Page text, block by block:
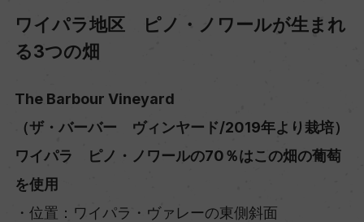
ワイパラ地区 ピノ・ノワールが生まれ
る3つの畑
The Barbour Vineyard
（ザ・バーバー ヴィンヤード/2019年より栽培）
ワイパラ ピノ・ノワールの70％はこの畑の葡萄
を使用
・位置：ワイパラ・ヴァレーの東側斜面